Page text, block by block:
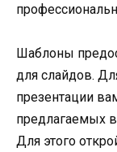
Шаблоны
для слайдов.
презентации
предлагаемых
Для этого